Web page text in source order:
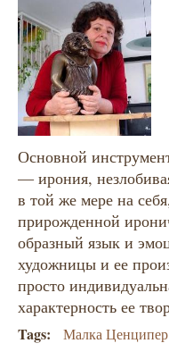
Основной
— ирония,
в той же мере на
прирожденной
образный язык и
художницы и ее
просто
характерность ее
Tags: Малка Ценципер